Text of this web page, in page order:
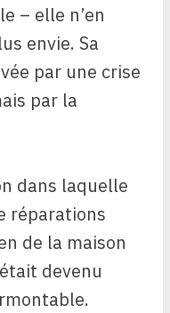
– elle n’en
envie. Sa
par une crise
par la
dans laquelle
réparations
de la maison
devenu